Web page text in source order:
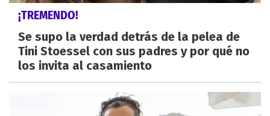
¡TREMENDO!
Se supo la verdad detrás de la pelea de
Tini Stoessel con sus padres y por qué no
los invita al casamiento